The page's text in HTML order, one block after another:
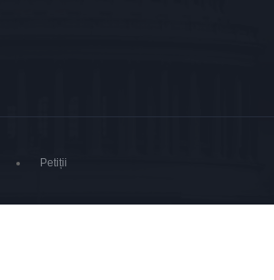
Petiții